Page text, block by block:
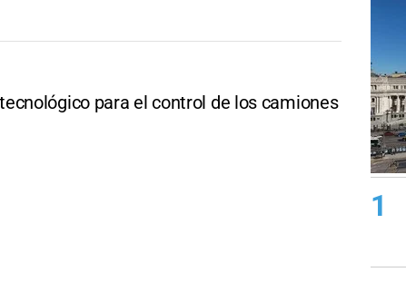
para el control de los camiones
1